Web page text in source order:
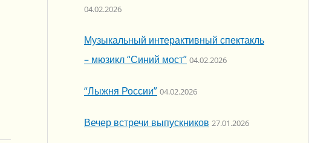
04.02.2026
Музыкальный интерактивный спектакль
– мюзикл “Синий мост” 04.02.2026
“Лыжня России” 04.02.2026
Вечер встречи выпускников 27.01.2026